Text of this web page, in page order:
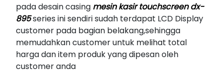
pada desain casing mesin kasir touchscreen dx-
895series ini sendiri sudah terdapat LCD Display
customer pada bagian belakang,sehingga
memudahkan customer untuk melihat total
harga dan item produk yang dipesan oleh
customer anda